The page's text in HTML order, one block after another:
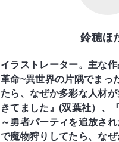
鈴穂ほ
イラストレーター。主な
革命~異世界の片隅でまっ
たら、なぜか多彩な人材
きてました』(双葉社）、
～勇者パーティを追放さ
で魔物狩りしてたら、な